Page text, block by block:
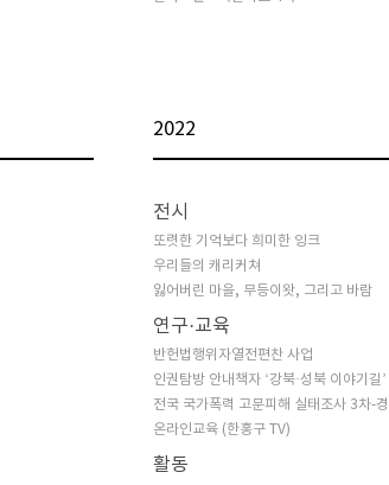
2022
전시
또렷한 기억보다 희미한 잉크
우리들의 캐리커쳐
잃어버린 마을, 무등이왓, 그리고 바람
연구·교육
반헌법행위자열전편찬 사업
인권탐방 안내책자 ‘강북·성북 이야기길
전국 국가폭력 고문피해 실태조사 3차-
온라인교육 (한홍구 TV)
활동